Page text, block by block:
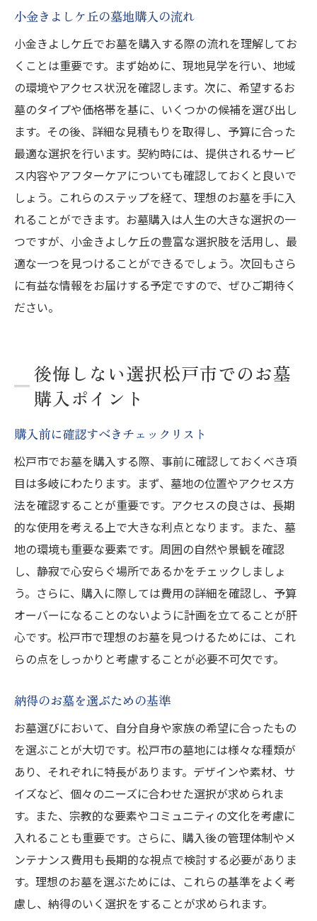
小金きよしケ丘の墓地購入の流れ
小金きよしケ丘でお墓を購入する際の流れを理解してお
くことは重要です。まず始めに、現地見学を行い、地域
の環境やアクセス状況を確認します。次に、希望するお
墓のタイプや価格帯を基に、いくつかの候補を選び出し
ます。その後、詳細な見積もりを取得し、予算に合った
最適な選択を行います。契約時には、提供されるサービ
ス内容やアフターケアについても確認しておくと良いで
しょう。これらのステップを経て、理想のお墓を手に入
れることができます。お墓購入は人生の大きな選択の一
つですが、小金きよしケ丘の豊富な選択肢を活用し、最
適な一つを見つけることができるでしょう。次回もさら
に有益な情報をお届けする予定ですので、ぜひご期待く
ださい。
後悔しない選択松戸市でのお墓
購入ポイント
購入前に確認すべきチェックリスト
松戸市でお墓を購入する際、事前に確認しておくべき項
目は多岐にわたります。まず、墓地の位置やアクセス方
法を確認することが重要です。アクセスの良さは、長期
的な使用を考える上で大きな利点となります。また、墓
地の環境も重要な要素です。周囲の自然や景観を確認
し、静寂で心安らぐ場所であるかをチェックしましょ
う。さらに、購入に際しては費用の詳細を確認し、予算
オーバーになることのないように計画を立てることが肝
心です。松戸市で理想のお墓を見つけるためには、これ
らの点をしっかりと考慮することが必要不可欠です。
納得のお墓を選ぶための基準
お墓選びにおいて、自分自身や家族の希望に合ったもの
を選ぶことが大切です。松戸市の墓地には様々な種類が
あり、それぞれに特長があります。デザインや素材、サ
イズなど、個々のニーズに合わせた選択が求められま
す。また、宗教的な要素やコミュニティの文化を考慮に
入れることも重要です。さらに、購入後の管理体制やメ
ンテナンス費用も長期的な視点で検討する必要がありま
す。理想のお墓を選ぶためには、これらの基準をよく考
慮し、納得のいく選択をすることが求められます。